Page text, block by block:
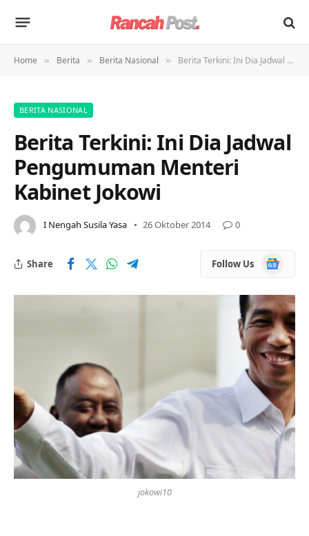
Home » Berita » Berita Nasional » Berita Terkini: Ini Dia Jadwal Pengumuman Menteri Kabinet Jokowi
BERITA NASIONAL
Berita Terkini: Ini Dia Jadwal
Pengumuman Menteri
Kabinet Jokowi
I Nengah Susila Yasa 26 Oktober 2014 0
Share Follow Us
Google
News
jokowi10